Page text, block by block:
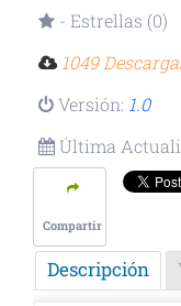
- Estrellas (0)
1049
Versión: 1.0
Última
Compartir
Descripción